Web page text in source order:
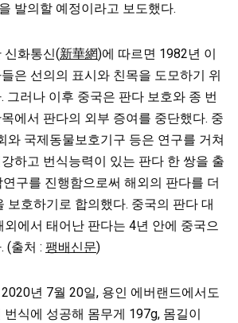
발의할 예정이라고 보도했다.
신화통신(新華網)에 따르면 1982년 이
은 선의의 표시와 친목을 도모하기 위
그러나 이후 중국은 판다 보호와 종 번
에서 판다의 외부 증여를 중단했다. 중
와 국제동물보호기구 등은 연구를 거쳐
하고 번식능력이 있는 판다 한 쌍을 출
구를 진행함으로써 해외의 판다를 더
보호하기로 합의했다. 중국의 판다 대
외에서 태어난 판다는 4년 안에 중국으
(출처 : 팽배신문)
년 7월 20일, 용인 에버랜드에서도
식에 성공해 몸무게 197g, 몸길이